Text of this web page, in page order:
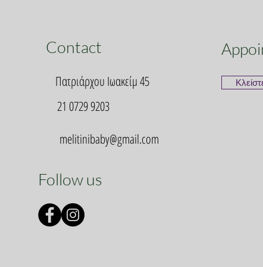
Contact
Πατριάρχου Ιωακείμ 45
21 0729 9203
melitinibaby@gmail.com
Follow us